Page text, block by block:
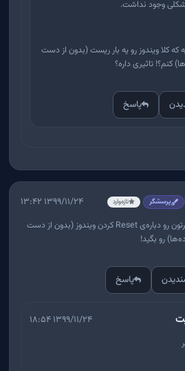
وجود نداشت.
که کلا ویندوز رو یه بار ریست (بدون از دست
کنم؟! تاثیری داره؟
پاسخ
پرسشگر تازه‌وارد
۱۳۹۹/۱۱/۲۴ ۱۳:۴۲
لطفا نظرتون رو دباره‌ی Reset کردن ویندوز (بدون از دست
رو بگید!
پاسخ
۱۳۹۹/۱۱/۲۴ ۱۸:۵۴